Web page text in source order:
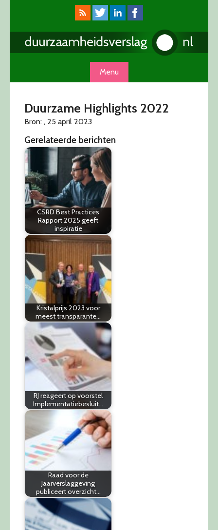
Menu
Duurzame Highlights 2022
Bron: , 25 april 2023
Gerelateerde berichten
CSRD Best Practices
Rapport 2025 geeft
inspiratie
Kristalprijs 2023 voor
meest transparante…
RJ reageert op voorstel
Implementatiebesluit…
Raad voor de
Jaarverslaggeving
publiceert overzicht…